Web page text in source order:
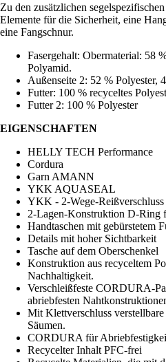
Zu den zusätzlichen
Elemente für die Sicherheit, eine
eine Fangschnur.
Fasergehalt: Obermaterial: 58
Polyamid.
Außenseite 2: 52 % Polyester,
Futter: 100 % recyceltes
Futter 2: 100 % Polyester
EIGENSCHAFTEN
HELLY TECH Performance
Cordura
Garn AMANN
YKK AQUASEAL
YKK - 2-Wege-Reißverschluss
2-Lagen-Konstruktion D-Ring
Handtaschen mit gebürstetem
Details mit hoher Sichtbarkeit
Tasche auf dem Oberschenkel
Konstruktion aus recyceltem
Nachhaltigkeit.
Verschleißfeste CORDURA-
abriebfesten
Mit Klettverschluss
Säumen.
CORDURA für
Recycelter Inhalt PFC-frei